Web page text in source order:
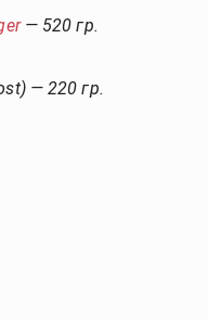
— 520 гр.
— 220 гр.